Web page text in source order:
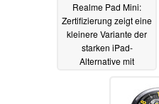
Realme Pad Mini:
Zertifizierung zeigt eine
kleinere Variante der
starken iPad-
Alternative mit